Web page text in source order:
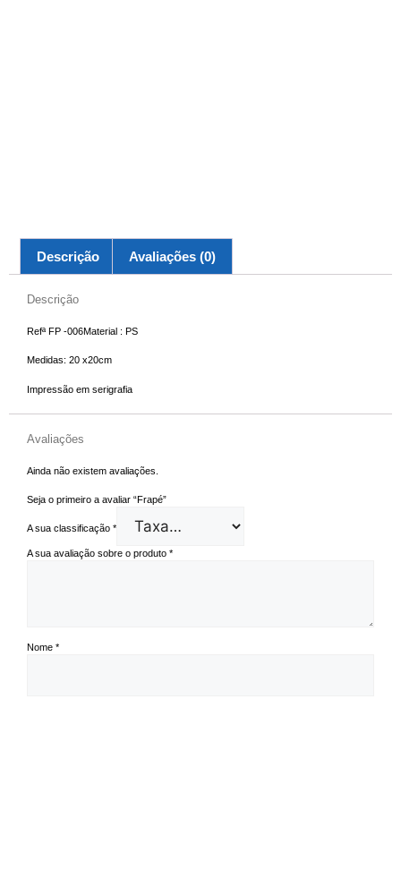
Descrição Avaliações (0)
Descrição
Refª FP -006Material : PS
Medidas: 20 x20cm
Impressão em serigrafia
Avaliações
Ainda não existem avaliações.
Seja o primeiro a avaliar “Frapé”
A sua classificação *
A sua avaliação sobre o produto *
Nome *